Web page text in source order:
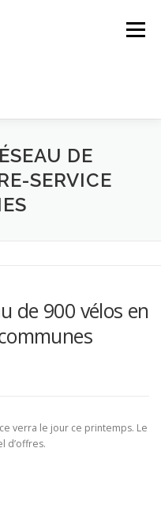
Menu
ADHÉRER
DE
SERVICE
de 900 vélos en
verra le jour ce printemps. Le
d’offres.